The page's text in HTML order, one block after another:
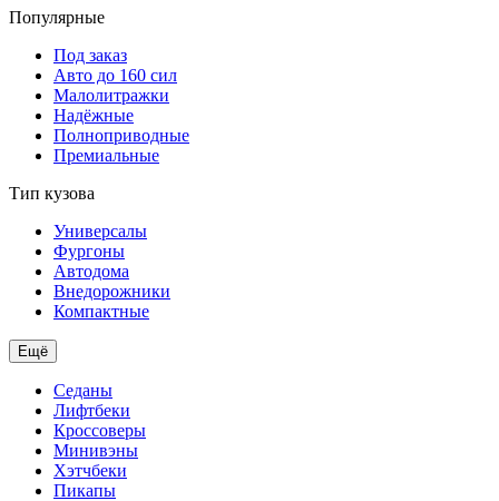
Популярные
Под заказ
Авто до 160 сил
Малолитражки
Надёжные
Полноприводные
Премиальные
Тип кузова
Универсалы
Фургоны
Автодома
Внедорожники
Компактные
Ещё
Седаны
Лифтбеки
Кроссоверы
Минивэны
Хэтчбеки
Пикапы